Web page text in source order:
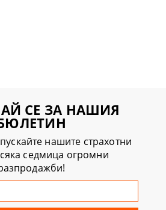
СЕ ЗА НАШИЯ
нашите страхотни
седмица огромни